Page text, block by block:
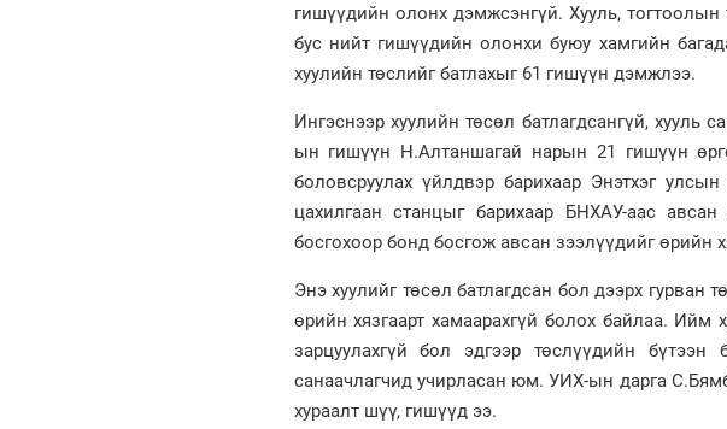
гишүүдийн олонх дэмжсэнгүй. Хууль,
бус нийт гишүүдийн олонхи буюу хамгийн
хуулийн төслийг батлахыг 61 гишүүн дэмжлээ.
Ингэснээр хуулийн төсөл батлагдсангүй, хууль
ын гишүүн Н.Алтаншагай нарын 21 гишүүн
боловсруулах үйлдвэр барихаар Энэтхэг
цахилгаан станцыг барихаар БНХАУ-аас
босгохоор бонд босгож авсан зээлүүдийг өрийн
Энэ хуулийг төсөл батлагдсан бол дээрх гурван
өрийн хязгаарт хамаарахгүй болох байлаа. Ийм
зарцуулахгүй бол эдгээр төслүүдийн бүтээн
санаачлагчид учирласан юм. УИХ-ын дарга
хураалт шүү, гишүүд ээ.